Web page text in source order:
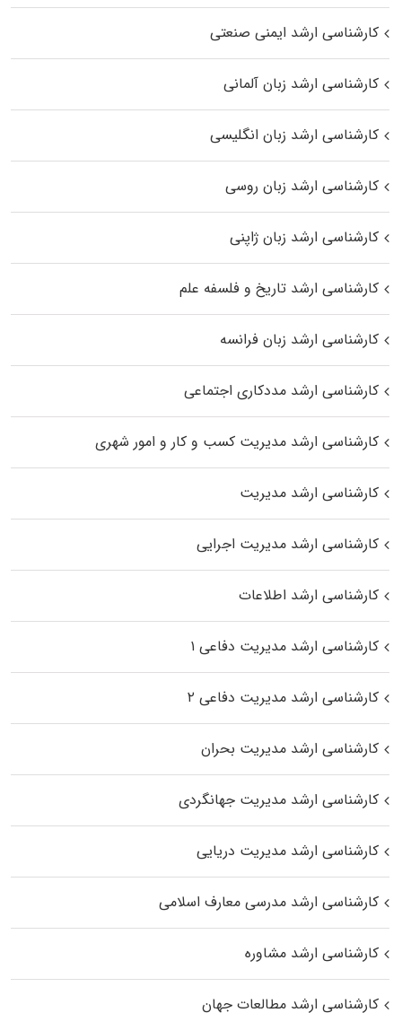
کارشناسی ارشد ایمنی صنعتی
کارشناسی ارشد زبان آلمانی
کارشناسی ارشد زبان انگلیسی
کارشناسی ارشد زبان روسی
کارشناسی ارشد زبان ژاپنی
کارشناسی ارشد تاریخ و فلسفه علم
کارشناسی ارشد زبان فرانسه
کارشناسی ارشد مددکاری اجتماعی
کارشناسی ارشد مدیریت کسب و کار و امور شهری
کارشناسی ارشد مدیریت
کارشناسی ارشد مدیریت اجرایی
کارشناسی ارشد اطلاعات
کارشناسی ارشد مدیریت دفاعی ۱
کارشناسی ارشد مدیریت دفاعی ۲
کارشناسی ارشد مدیریت بحران
کارشناسی ارشد مدیریت جهانگردی
کارشناسی ارشد مدیریت دریایی
کارشناسی ارشد مدرسی معارف اسلامی
کارشناسی ارشد مشاوره
کارشناسی ارشد مطالعات جهان